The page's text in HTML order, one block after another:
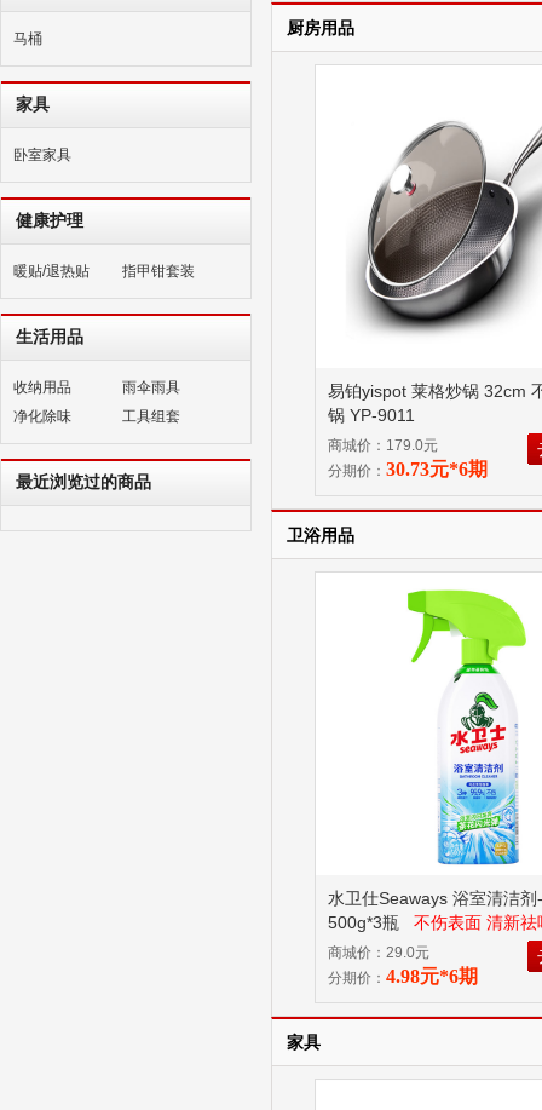
马桶
家具
卧室家具
健康护理
暖贴/退热贴 指甲钳套装
生活用品
收纳用品
雨伞雨具
净化除味
工具组套
最近浏览过的商品
厨房用品
易铂yispot 莱格炒锅 32cm
锅 YP-9011
商城价：179.0元
分期价： 30.73元*6期
卫浴用品
水卫仕Seaways 浴室清洁剂
500g*3瓶
不伤表面 清新祛
商城价：29.0元
分期价： 4.98元*6期
家具